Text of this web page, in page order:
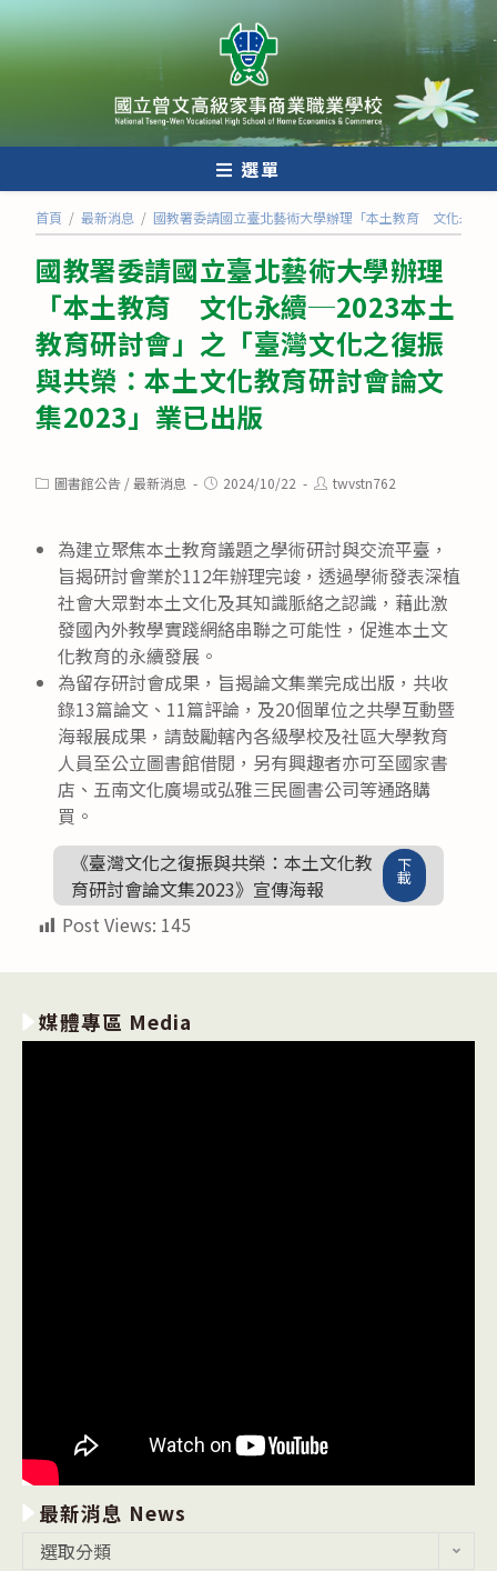
跳
轉
至
內
選單
首頁 / 最新消息 / 國教署委請國立臺北藝術大學辦理「本土教育 文化永續
國教署委請國立臺北藝術大學辦理
「本土教育 文化永續─2023本土
教育研討會」之「臺灣文化之復振
與共榮：本土文化教育研討會論文
集2023」業已出版
Post圖書館公告 /最新消息
Post2024/10/22
Posttwvstn762
為建立聚焦本土教育議題之學術研討與交流平臺，
旨揭研討會業於112年辦理完竣，透過學術發表深植
社會大眾對本土文化及其知識脈絡之認識，藉此激
發國內外教學實踐網絡串聯之可能性，促進本土文
化教育的永續發展。
為留存研討會成果，旨揭論文集業完成出版，共收
錄13篇論文、11篇評論，及20個單位之共學互動暨
海報展成果，請鼓勵轄內各級學校及社區大學教育
人員至公立圖書館借閱，另有興趣者亦可至國家書
店、五南文化廣場或弘雅三民圖書公司等通路購
買。
《臺灣文化之復振與共榮：本土文化教
育研討會論文集2023》宣傳海報
下
載
Post Views: 145
媒體專區 Media
最新消息 News
選取分類